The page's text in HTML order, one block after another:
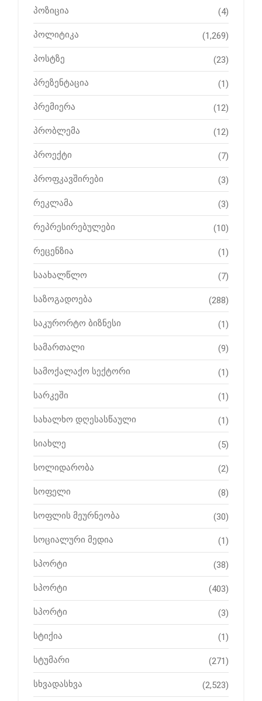
პოზიცია (4)
პოლიტიკა (1,269)
პოსტზე (23)
პრეზენტაცია (1)
პრემიერა (12)
პრობლემა (12)
პროექტი (7)
პროფკავშირები (3)
რეკლამა (3)
რეპრესირებულები (10)
რეცენზია (1)
საახალწლო (7)
საზოგადოება (288)
საკურორტო ბიზნესი (1)
სამართალი (9)
სამოქალაქო სექტორი (1)
სარკეში (1)
სახალხო დღესასწაული (1)
სიახლე (5)
სოლიდარობა (2)
სოფელი (8)
სოფლის მეურნეობა (30)
სოციალური მედია (1)
სპორტი (38)
სპორტი (403)
სპორტი (3)
სტიქია (1)
სტუმარი (271)
სხვადასხვა (2,523)